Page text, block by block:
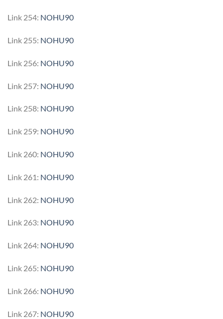
Link 254: NOHU90
Link 255: NOHU90
Link 256: NOHU90
Link 257: NOHU90
Link 258: NOHU90
Link 259: NOHU90
Link 260: NOHU90
Link 261: NOHU90
Link 262: NOHU90
Link 263: NOHU90
Link 264: NOHU90
Link 265: NOHU90
Link 266: NOHU90
Link 267: NOHU90